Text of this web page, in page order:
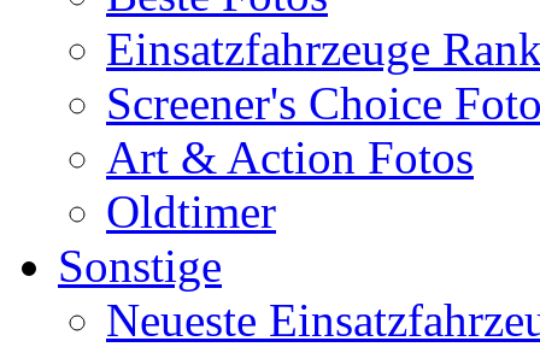
Einsatzfahrzeuge
Screener's Choice
Art & Action Fotos
Oldtimer
Sonstige
Neueste